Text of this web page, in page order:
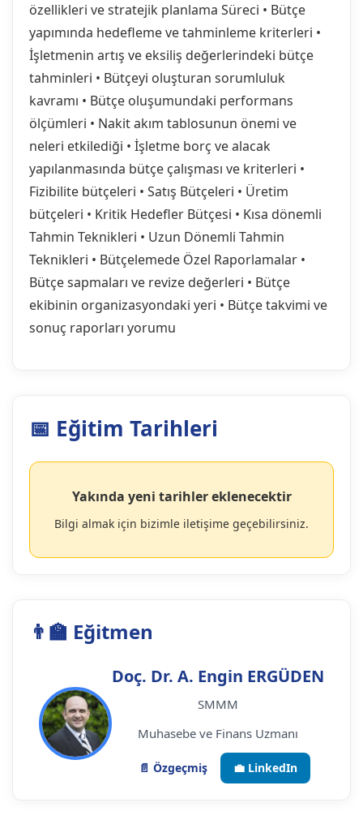
özellikleri ve stratejik planlama Süreci • Bütçe
yapımında hedefleme ve tahminleme kriterleri •
İşletmenin artış ve eksiliş değerlerindeki bütçe
tahminleri • Bütçeyi oluşturan sorumluluk
kavramı • Bütçe oluşumundaki performans
ölçümleri • Nakit akım tablosunun önemi ve
neleri etkilediği • İşletme borç ve alacak
yapılanmasında bütçe çalışması ve kriterleri •
Fizibilite bütçeleri • Satış Bütçeleri • Üretim
bütçeleri • Kritik Hedefler Bütçesi • Kısa dönemli
Tahmin Teknikleri • Uzun Dönemli Tahmin
Teknikleri • Bütçelemede Özel Raporlamalar •
Bütçe sapmaları ve revize değerleri • Bütçe
ekibinin organizasyondaki yeri • Bütçe takvimi ve
sonuç raporları yorumu
📅 Eğitim Tarihleri
Yakında yeni tarihler eklenecektir
Bilgi almak için bizimle iletişime geçebilirsiniz.
👨‍🏫 Eğitmen
Doç. Dr. A. Engin ERGÜDEN
SMMM
Muhasebe ve Finans Uzmanı
📄 Özgeçmiş 💼 LinkedIn